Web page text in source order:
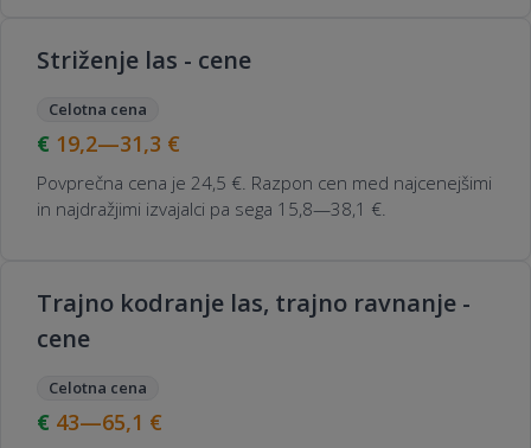
Striženje las - cene
Celotna cena
19,2—31,3 €
Povprečna cena je 24,5 €. Razpon cen med najcenejšimi
in najdražjimi izvajalci pa sega 15,8—38,1 €.
Trajno kodranje las, trajno ravnanje -
cene
Celotna cena
43—65,1 €